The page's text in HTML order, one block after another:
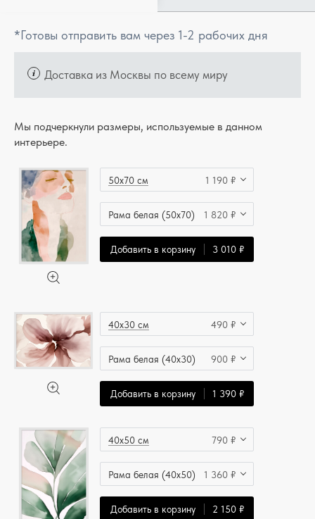
*Готовы отправить вам через 1-2 рабочих дня
Доставка из Москвы по всему миру
Мы подчеркнули размеры, используемые в данном
интерьере.
50x70 см 1 190 ₽
Рама белая (50x70) 1 820 ₽
Добавить в корзину 3 010 ₽
40x30 см 490 ₽
Рама белая (40x30) 900 ₽
Добавить в корзину 1 390 ₽
40x50 см 790 ₽
Рама белая (40x50) 1 360 ₽
Добавить в корзину 2 150 ₽